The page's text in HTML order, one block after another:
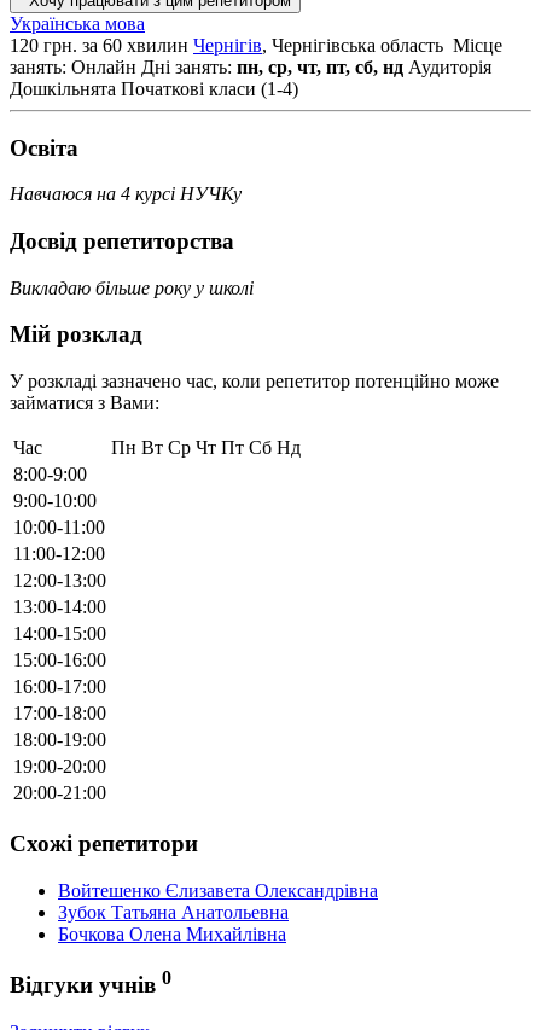
Українська мова
120 грн. за 60 хвилин Чернігів, Чернігівська область Місце
занять: Онлайн Дні занять: пн, ср, чт, пт, сб, нд Аудиторія
Дошкільнята Початкові класи (1-4)
Освiта
Навчаюся на 4 курсі НУЧКу
Досвід репетиторства
Викладаю більше року у школі
Мій розклад
У розкладі зазначено час, коли репетитор потенційно може
займатися з Вами:
Час Пн Вт Ср Чт Пт Сб Нд
8:00-9:00
9:00-10:00
10:00-11:00
11:00-12:00
12:00-13:00
13:00-14:00
14:00-15:00
15:00-16:00
16:00-17:00
17:00-18:00
18:00-19:00
19:00-20:00
20:00-21:00
Схожі репетитори
Войтешенко Єлизавета Олександрівна
Зубок Татьяна Анатольевна
Бочкова Олена Михайлівна
Відгуки учнів 0